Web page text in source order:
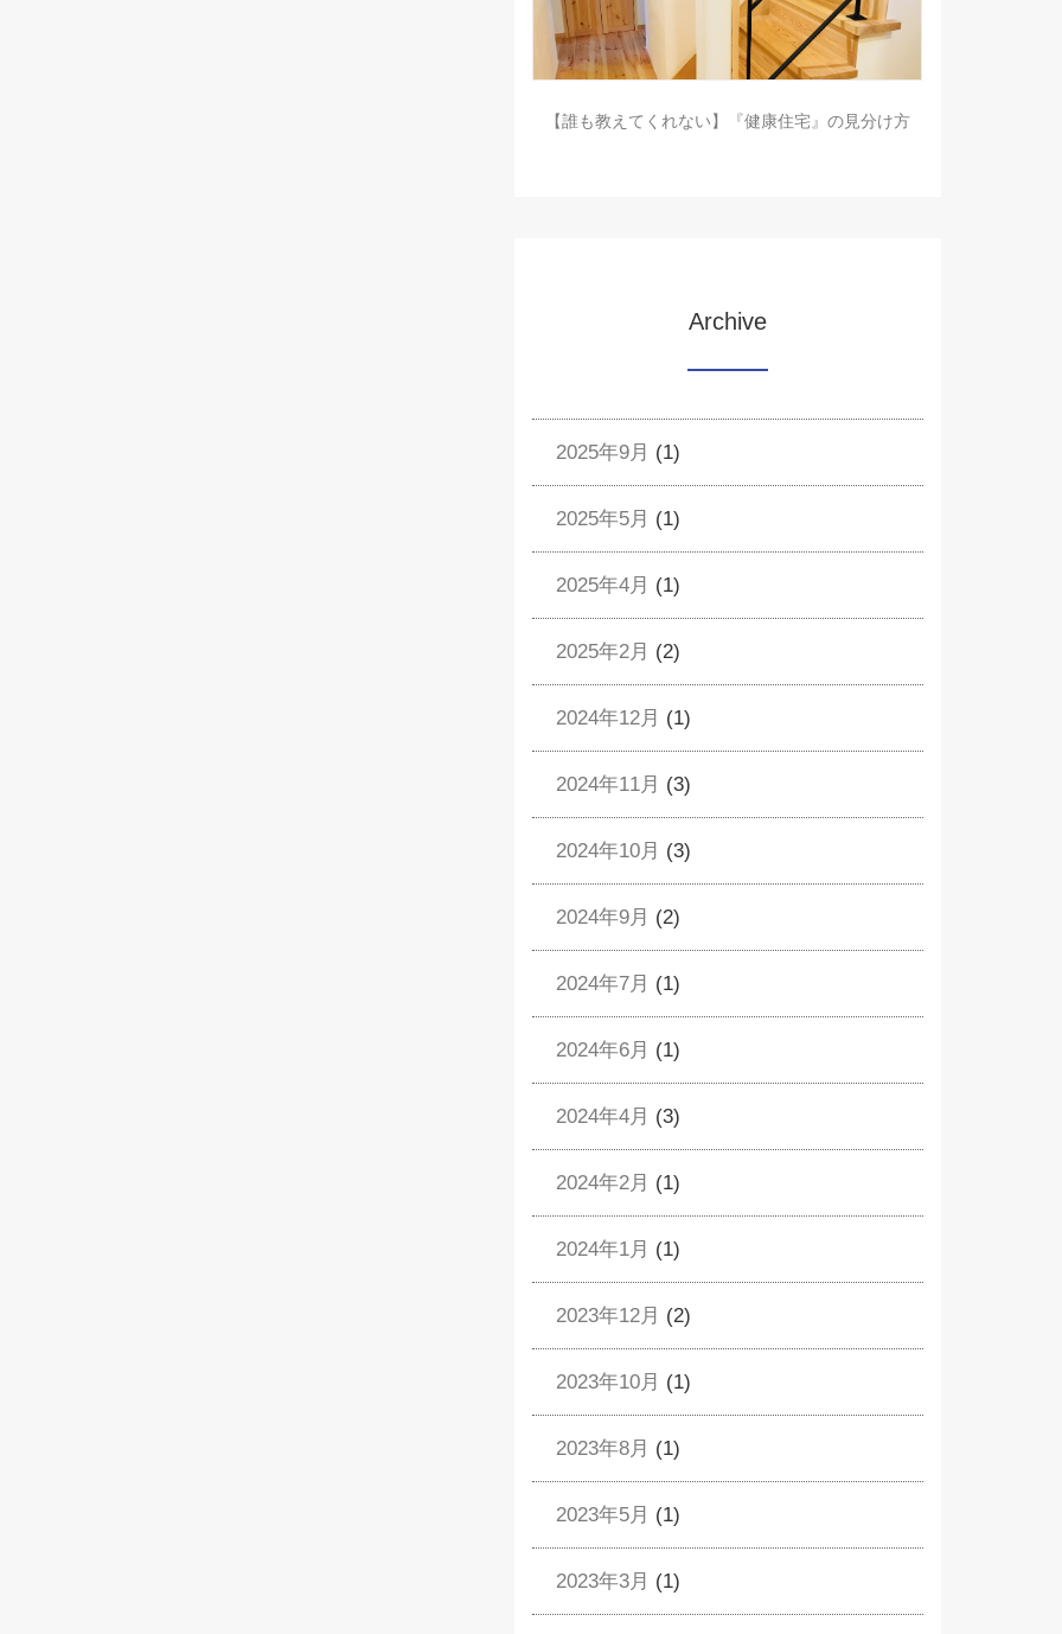
【誰も教えてくれない】『健康住宅』の見分け方
Archive
2025年9月 (1)
2025年5月 (1)
2025年4月 (1)
2025年2月 (2)
2024年12月 (1)
2024年11月 (3)
2024年10月 (3)
2024年9月 (2)
2024年7月 (1)
2024年6月 (1)
2024年4月 (3)
2024年2月 (1)
2024年1月 (1)
2023年12月 (2)
2023年10月 (1)
2023年8月 (1)
2023年5月 (1)
2023年3月 (1)